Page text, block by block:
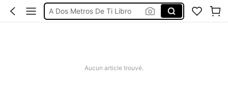
A Dos Metros De Ti Libro
Aucun article trouvé.